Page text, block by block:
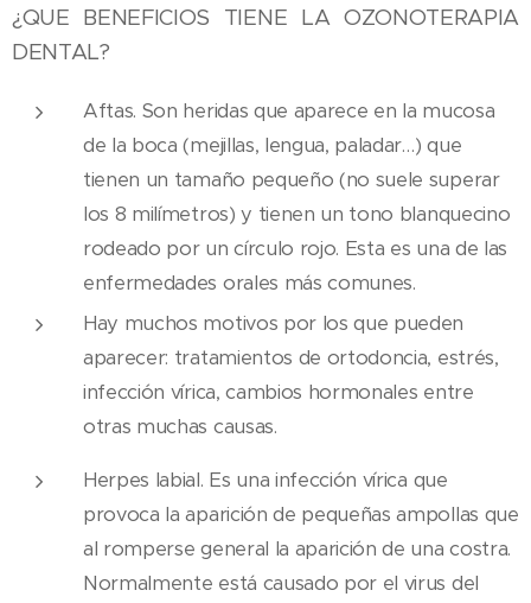
¿QUE BENEFICIOS TIENE LA OZONOTERAPIA
DENTAL?
Aftas. Son heridas que aparece en la mucosa
de la boca (mejillas, lengua, paladar…) que
tienen un tamaño pequeño (no suele superar
los 8 milímetros) y tienen un tono blanquecino
rodeado por un círculo rojo. Esta es una de las
enfermedades orales más comunes.
Hay muchos motivos por los que pueden
aparecer: tratamientos de ortodoncia, estrés,
infección vírica, cambios hormonales entre
otras muchas causas.
Herpes labial. Es una infección vírica que
provoca la aparición de pequeñas ampollas que
al romperse general la aparición de una costra.
Normalmente está causado por el virus del